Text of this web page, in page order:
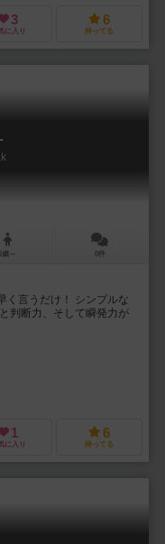
3
に入り
6
持ってる
6歳～ 0件
く言うだけ！ シンプルな
判断力、そして瞬発力が
1
に入り
6
持ってる